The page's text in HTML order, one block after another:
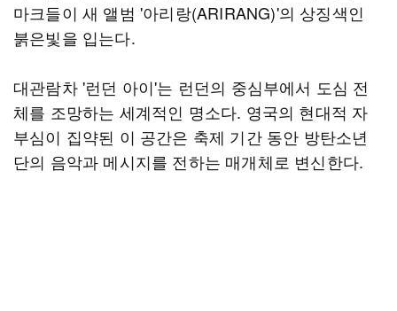
마크들이 새 앨범 '아리랑(ARIRANG)'의 상징색인
붉은빛을 입는다.
대관람차 '런던 아이'는 런던의 중심부에서 도심 전
체를 조망하는 세계적인 명소다. 영국의 현대적 자
부심이 집약된 이 공간은 축제 기간 동안 방탄소년
단의 음악과 메시지를 전하는 매개체로 변신한다.